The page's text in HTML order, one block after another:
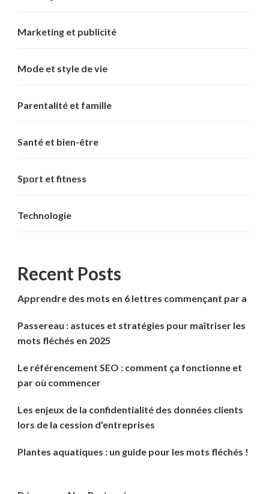
Marketing et publicité
Mode et style de vie
Parentalité et famille
Santé et bien-être
Sport et fitness
Technologie
Recent Posts
Apprendre des mots en 6 lettres commençant par a
Passereau : astuces et stratégies pour maîtriser les
mots fléchés en 2025
Le référencement SEO : comment ça fonctionne et
par où commencer
Les enjeux de la confidentialité des données clients
lors de la cession d’entreprises
Plantes aquatiques : un guide pour les mots fléchés !